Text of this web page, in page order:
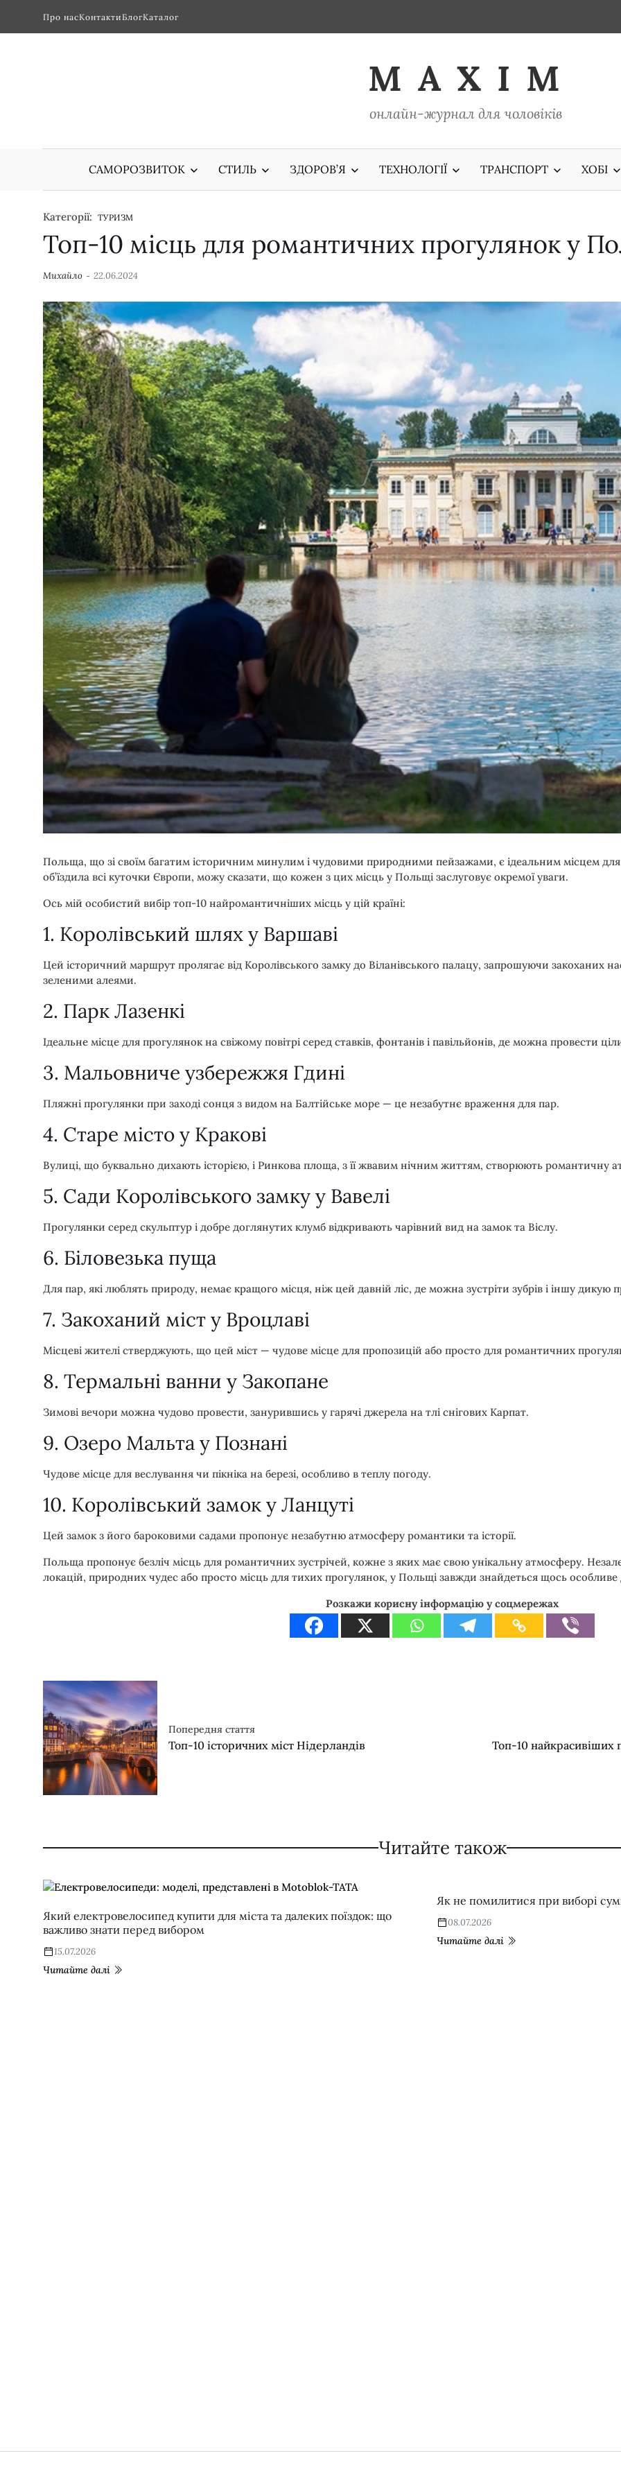
Про насКонтактиБлогКаталог
M A X I M
онлайн-журнал для чоловіків
САМОРОЗВИТОК СТИЛЬ ЗДОРОВ’Я ТЕХНОЛОГІЇ ТРАНСПОРТ ХОБІ
Категорії: ТУРИЗМ
Топ-10 місць для романтичних прогулянок у
Михайло 22.06.2024
Польща, що зі своїм багатим історичним минулим і чудовими природними пейзажами, є ідеальним місцем
об’їздила всі куточки Європи, можу сказати, що кожен з цих місць у Польщі заслуговує окремої уваги.
Ось мій особистий вибір топ-10 найромантичніших місць у цій країні:
1. Королівський шлях у Варшаві
Цей історичний маршрут пролягає від Королівського замку до Віланівського палацу, запрошуючи закоханих
зеленими алеями.
2. Парк Лазенкі
Ідеальне місце для прогулянок на свіжому повітрі серед ставків, фонтанів і павільйонів, де можна провести
3. Мальовниче узбережжя Гдині
Пляжні прогулянки при заході сонця з видом на Балтійське море — це незабутнє враження для пар.
4. Старе місто у Кракові
Вулиці, що буквально дихають історією, і Ринкова площа, з її жвавим нічним життям, створюють романтичну
5. Сади Королівського замку у Вавелі
Прогулянки серед скульптур і добре доглянутих клумб відкривають чарівний вид на замок та Віслу.
6. Біловезька пуща
Для пар, які люблять природу, немає кращого місця, ніж цей давній ліс, де можна зустріти зубрів і іншу дикую
7. Закоханий міст у Вроцлаві
Місцеві жителі стверджують, що цей міст — чудове місце для пропозицій або просто для романтичних
8. Термальні ванни у Закопане
Зимові вечори можна чудово провести, занурившись у гарячі джерела на тлі снігових Карпат.
9. Озеро Мальта у Познані
Чудове місце для веслування чи пікніка на березі, особливо в теплу погоду.
10. Королівський замок у Ланцуті
Цей замок з його бароковими садами пропонує незабутню атмосферу романтики та історії.
Польща пропонує безліч місць для романтичних зустрічей, кожне з яких має свою унікальну атмосферу.
локацій, природних чудес або просто місць для тихих прогулянок, у Польщі завжди знайдеться щось
Розкажи корисну інформацію у соцмережах
Попередня стаття
Топ-10 історичних міст Нідерландів Топ-10 найкрасивіших
Читайте також
Який електровелосипед купити для міста та далеких поїздок: що
важливо знати перед вибором
15.07.2026
Читайте далі
Як не помилитися при виборі
08.07.2026
Читайте далі